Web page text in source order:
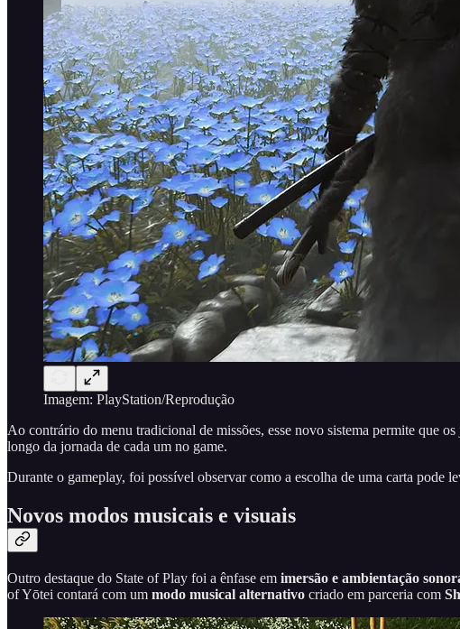
Imagem: PlayStation/Reprodução
Ao contrário do menu tradicional de missões, esse novo sistema permite que
longo da jornada de cada um no game.
Durante o gameplay, foi possível observar como a escolha de uma carta pode
Novos modos musicais e visuais
Outro destaque do State of Play foi a ênfase em imersão e ambientação
of Yōtei contará com um modo musical alternativo criado em parceria com